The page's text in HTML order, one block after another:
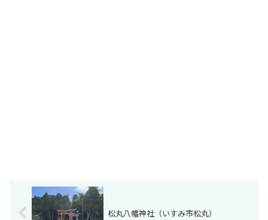
松丸八幡神社（いすみ市松丸）